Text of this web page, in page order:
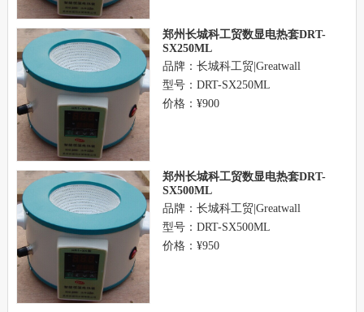
郑州长城科工贸数显电热套DRT-
SX250ML
品牌：长城科工贸|Greatwall
型号：DRT-SX250ML
价格：¥900
郑州长城科工贸数显电热套DRT-
SX500ML
品牌：长城科工贸|Greatwall
型号：DRT-SX500ML
价格：¥950